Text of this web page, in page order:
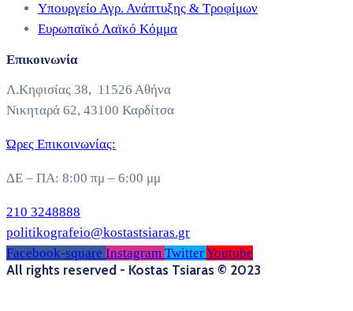
Υπουργείο Αγρ. Ανάπτυξης & Τροφίμων
Ευρωπαϊκό Λαϊκό Κόμμα
Επικοινωνία
Λ.Κηφισίας 38, 11526 Αθήνα
Νικηταρά 62, 43100 Καρδίτσα
Ώρες Επικοινωνίας:
ΔΕ – ΠΑ: 8:00 πμ – 6:00 μμ
210 3248888
politikografeio@kostastsiaras.gr
Facebook-square Instagram TwitterYoutube
All rights reserved - Kostas Tsiaras © 2023